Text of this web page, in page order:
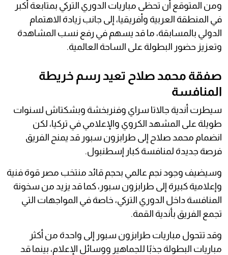
ومن المتوقع أن تحظى مباريات الدوري التركي بمتابعة أكبر
في المنطقة العربية وأفريقيا، إلى جانب زيادة الاهتمام
الدولي بالمسابقة، ما قد يسهم في رفع نسب المشاهدة
وتعزيز حضور البطولة على الساحة العالمية.
صفقة محمد صلاح تعيد رسم خريطة
المنافسة
سيطرت أندية جالاتا سراي وفنربخشة وبشكتاش لسنوات
طويلة على المشهد الكروي والإعلامي في تركيا، لكن
انضمام محمد صلاح إلى طرابزون سبور قد يمنح الفريق
فرصة جديدة لمنافسة كبار إسطنبول.
وسيضيف وجود نجم عالمي بحجم قائد منتخب مصر قوة فنية
وإعلامية كبيرة إلى طرابزون سبور، كما قد يزيد من سخونة
المنافسة داخل الدوري التركي، خاصة في المواجهات التي
تجمع الفريق بأندية القمة.
وقد تتحول مباريات طرابزون سبور إلى واحدة من أكثر
مباريات البطولة جذبًا للجماهير ووسائل الإعلام، بينما قد